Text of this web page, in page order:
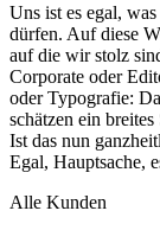
Uns ist es egal,
dürfen. Auf diese
auf die wir stolz
Corporate oder
oder Typografie:
schätzen ein
Ist das nun
Egal, Hauptsache,
Alle Kunden